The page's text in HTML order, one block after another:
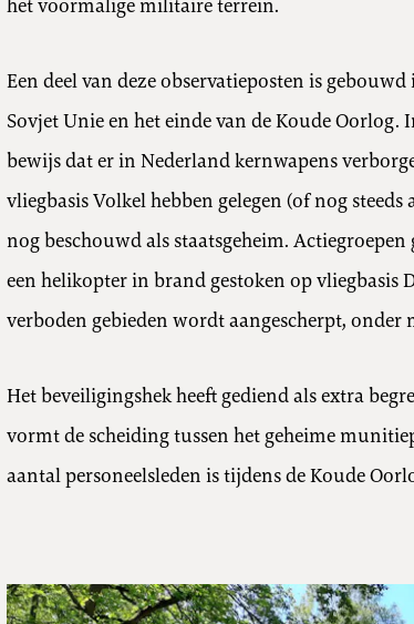
het voormalige militaire terrein.
Een deel van deze observatieposten is
Sovjet Unie en het einde van de Koude
bewijs dat er in Nederland kernwapens
vliegbasis Volkel hebben gelegen (of nog
nog beschouwd als staatsgeheim.
een helikopter in brand gestoken op vliegbasis
verboden gebieden wordt aangescherpt, onder
Het beveiligingshek heeft gediend als extra
vormt de scheiding tussen het geheime
aantal personeelsleden is tijdens de Koude